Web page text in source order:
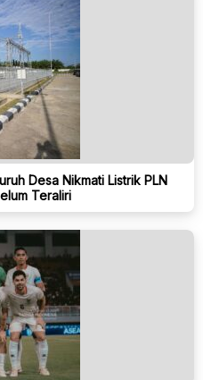
Desa Nikmati Listrik PLN
Teraliri